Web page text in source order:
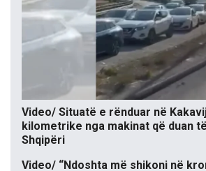
Video/ Situatë e rënduar në
kilometrike nga makinat që duan
Shqipëri
Video/ “Ndoshta më shikoni në